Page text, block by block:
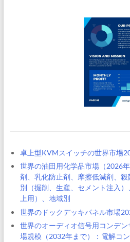
卓上型KVMスイッチの世界市場
世界の油田用化学品市場（2026
剤、乳化防止剤、摩擦低減剤、
別（掘削、生産、セメント注入
上用）、地域別
世界のドックデッキパネル市場
世界のオーディオ信号用コンデ
場規模（2032年まで）：電解コ